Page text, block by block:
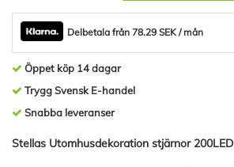
Delbetala från 78.29 SEK / mån
Öppet köp 14 dagar
Trygg Svensk E-handel
Snabba leveranser
Stellas Utomhusdekoration stjärnor 200LED